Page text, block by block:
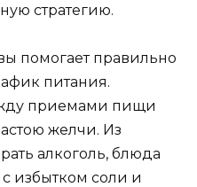
стратегию.
помогает правильно
питания.
приемами пищи
желчи. Из
алкоголь, блюда
избытком соли и